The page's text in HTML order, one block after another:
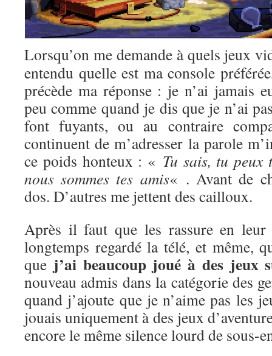
Lorsqu’on me demande à quels jeux
entendu quelle est ma console
précède ma réponse : je n’ai jamais
peu comme quand je dis que je n’ai
font fuyants, ou au contraire
continuent de m’adresser la parole
ce poids honteux : « Tu sais, tu peux
nous sommes tes amis« . Avant de
dos. D’autres me jettent des cailloux.
Après il faut que les rassure en leur
longtemps regardé la télé, et même,
que j’ai beaucoup joué à des jeux
nouveau admis dans la catégorie des
quand j’ajoute que je n’aime pas les
jouais uniquement à des jeux
encore le même silence lourd de sous-